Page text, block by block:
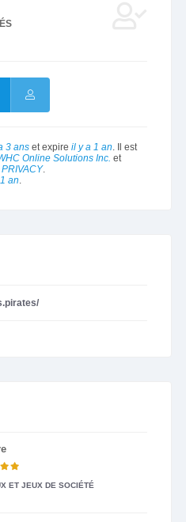
3 anset expire il y a 1 an. Il est
Online Solutions Inc. et
.
an.
ET JEUX DE SOCIÉTÉ